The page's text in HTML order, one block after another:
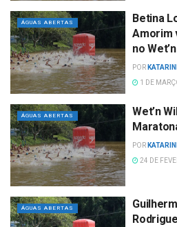
ÁGUAS ABERTAS
Betina
Amorim
no
POR
1 DE
ÁGUAS ABERTAS
Wet’n
POR
24 DE
ÁGUAS ABERTAS